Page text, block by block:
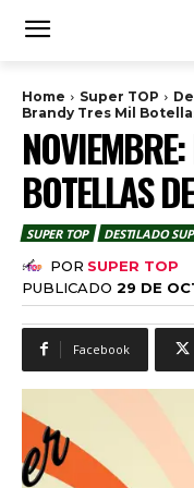
Home Super TOP
Brandy Tres Mil
BOTELLAS
SUPER TOP DESTILADO
POR SUPER TOP
PUBLICADO 29 DE
Facebook